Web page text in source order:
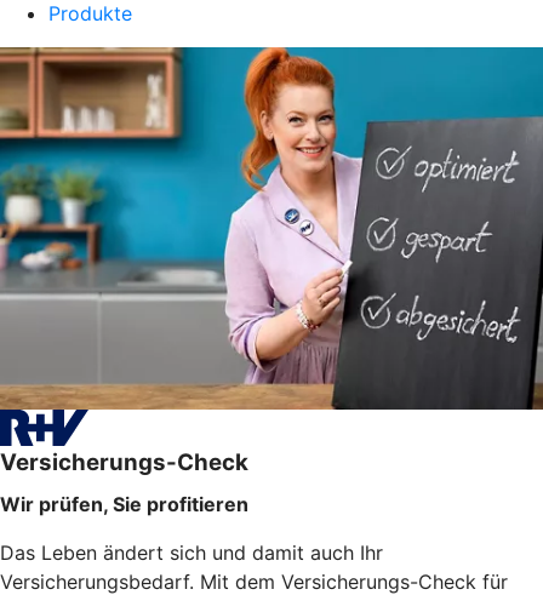
Produkte
Versicherungs-Check
Wir prüfen, Sie profitieren
Das Leben ändert sich und damit auch Ihr
Versicherungsbedarf. Mit dem Versicherungs-Check für